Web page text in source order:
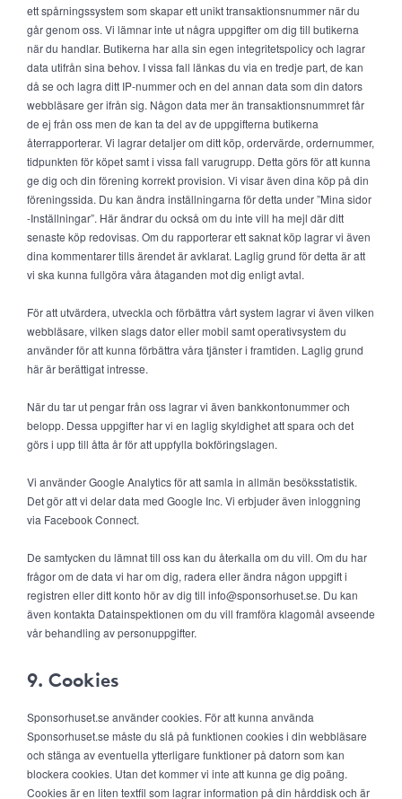
ett spårningssystem som skapar ett unikt transaktionsnummer när du
går genom oss. Vi lämnar inte ut några uppgifter om dig till butikerna
när du handlar. Butikerna har alla sin egen integritetspolicy och lagrar
data utifrån sina behov. I vissa fall länkas du via en tredje part, de kan
då se och lagra ditt IP-nummer och en del annan data som din dators
webbläsare ger ifrån sig. Någon data mer än transaktionsnummret får
de ej från oss men de kan ta del av de uppgifterna butikerna
återrapporterar. Vi lagrar detaljer om ditt köp, ordervärde, ordernummer,
tidpunkten för köpet samt i vissa fall varugrupp. Detta görs för att kunna
ge dig och din förening korrekt provision. Vi visar även dina köp på din
föreningssida. Du kan ändra inställningarna för detta under ”Mina sidor
-Inställningar”. Här ändrar du också om du inte vill ha mejl där ditt
senaste köp redovisas. Om du rapporterar ett saknat köp lagrar vi även
dina kommentarer tills ärendet är avklarat. Laglig grund för detta är att
vi ska kunna fullgöra våra åtaganden mot dig enligt avtal.
För att utvärdera, utveckla och förbättra vårt system lagrar vi även vilken
webbläsare, vilken slags dator eller mobil samt operativsystem du
använder för att kunna förbättra våra tjänster i framtiden. Laglig grund
här är berättigat intresse.
När du tar ut pengar från oss lagrar vi även bankkontonummer och
belopp. Dessa uppgifter har vi en laglig skyldighet att spara och det
görs i upp till åtta år för att uppfylla bokföringslagen.
Vi använder Google Analytics för att samla in allmän besöksstatistik.
Det gör att vi delar data med Google Inc. Vi erbjuder även inloggning
via Facebook Connect.
De samtycken du lämnat till oss kan du återkalla om du vill. Om du har
frågor om de data vi har om dig, radera eller ändra någon uppgift i
registren eller ditt konto hör av dig till info@sponsorhuset.se. Du kan
även kontakta Datainspektionen om du vill framföra klagomål avseende
vår behandling av personuppgifter.
9. Cookies
Sponsorhuset.se använder cookies. För att kunna använda
Sponsorhuset.se måste du slå på funktionen cookies i din webbläsare
och stänga av eventuella ytterligare funktioner på datorn som kan
blockera cookies. Utan det kommer vi inte att kunna ge dig poäng.
Cookies är en liten textfil som lagrar information på din hårddisk och är